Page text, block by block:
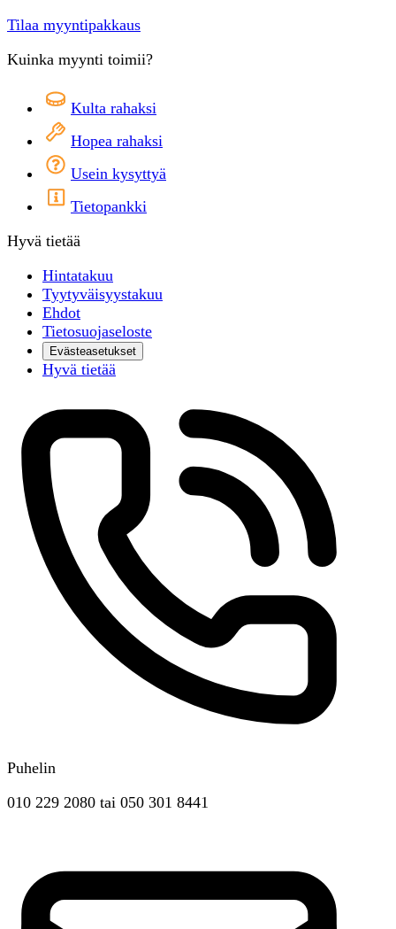
Tilaa myyntipakkaus
Kuinka myynti toimii?
Kulta rahaksi
Hopea rahaksi
Usein kysyttyä
Tietopankki
Hyvä tietää
Hintatakuu
Tyytyväisyystakuu
Ehdot
Tietosuojaseloste
Evästeasetukset
Hyvä tietää
Puhelin
010 229 2080 tai 050 301 8441